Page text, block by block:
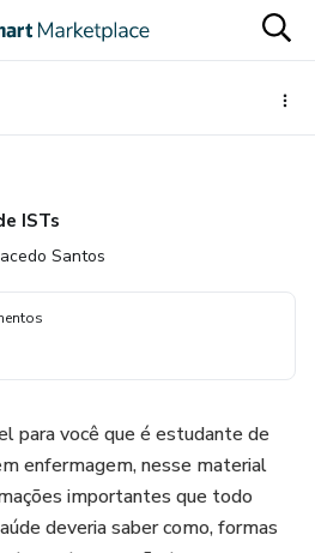
ISTs
Santos
para você que é estudante de
enfermagem, nesse material
importantes que todo
deveria saber como, formas